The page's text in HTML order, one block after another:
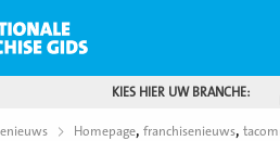
KIES HIER UW BRANCHE:
Homepage, franchisenieuws,